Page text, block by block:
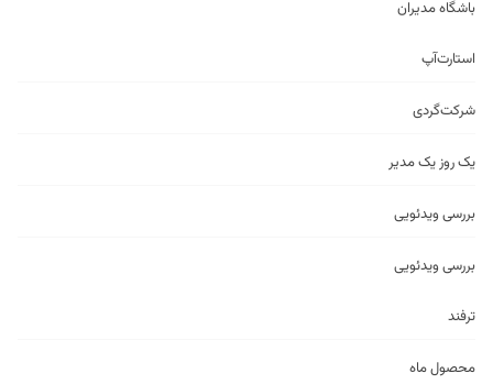
باشگاه مدیران
استارت‌آپ
شرکت‌گردی
یک روز یک مدیر
بررسی ویدئویی
بررسی ویدئویی
ترفند
محصول ماه